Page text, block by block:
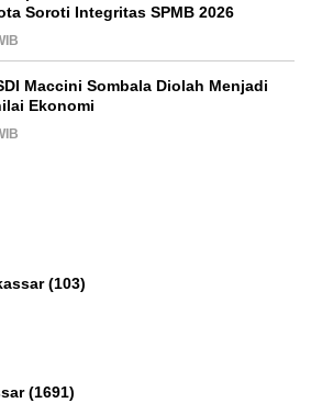
Soroti Integritas SPMB 2026
Maccini Sombala Diolah Menjadi
Ekonomi
(103)
(1691)